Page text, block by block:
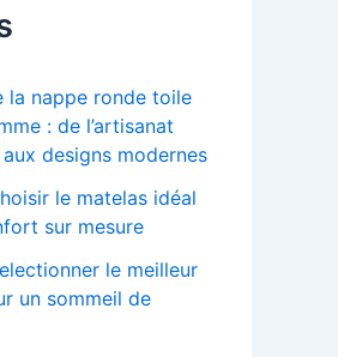
la nappe ronde toile
: de l’artisanat
designs modernes
le matelas idéal
sur mesure
le meilleur
un sommeil de